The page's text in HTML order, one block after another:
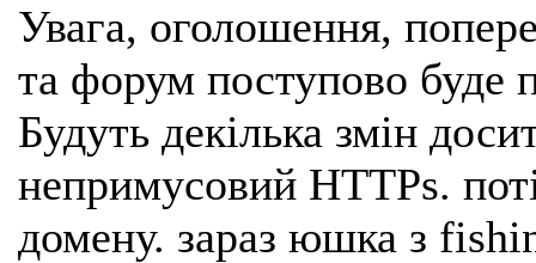
Увага, оголошення,
та форум поступово буде
Будуть декілька змін
непримусовий HTTPs.
домену. зараз юшка з